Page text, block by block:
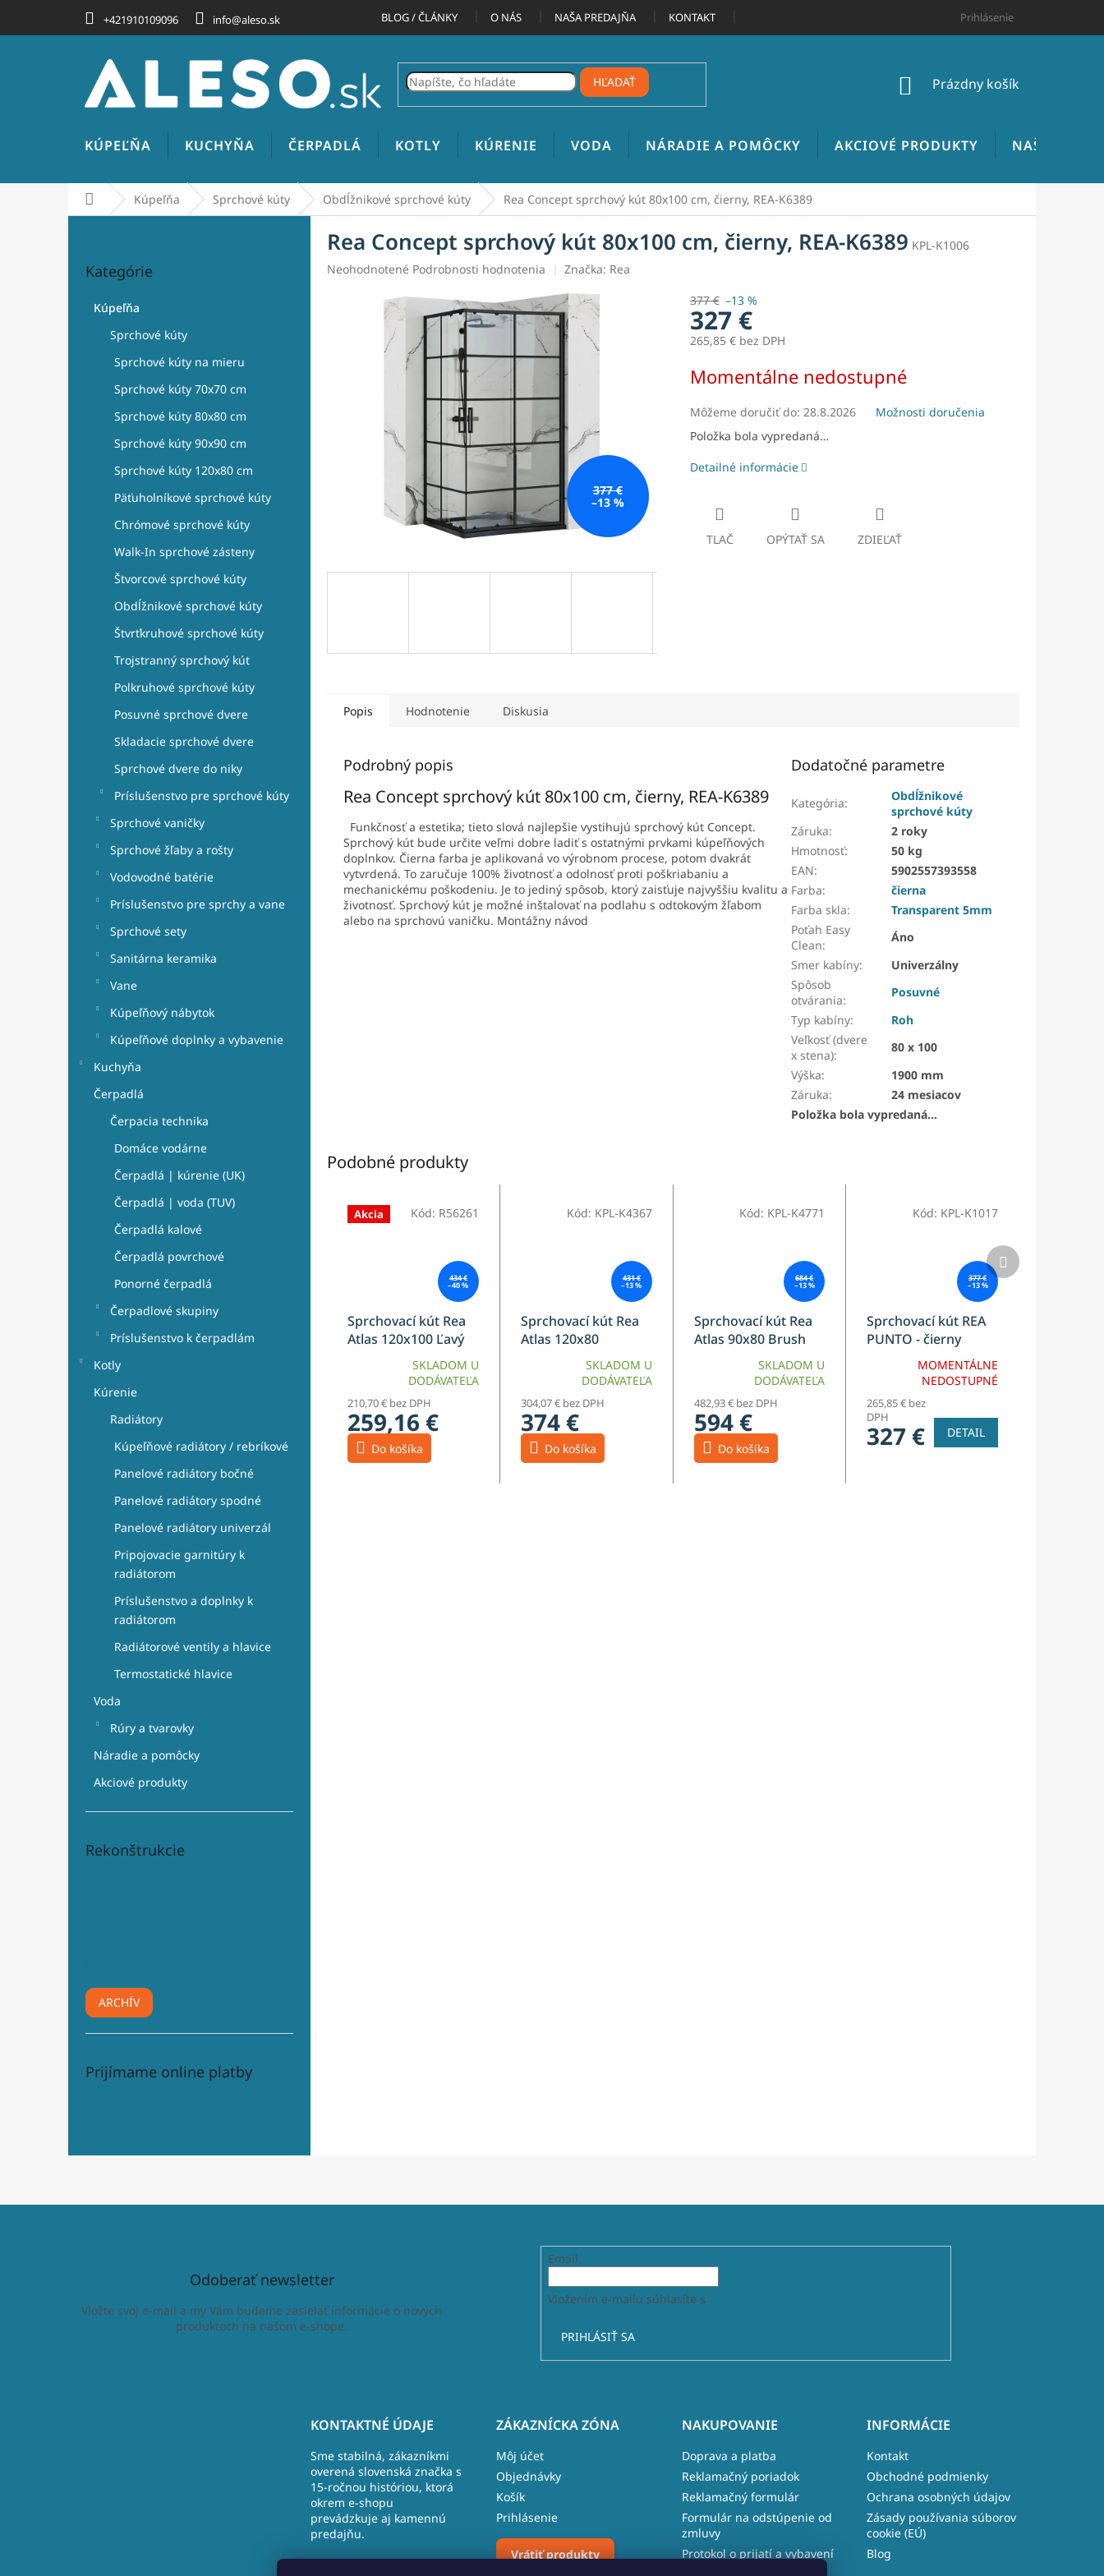
obsah
+421910109096 info@aleso.sk BLOG / ČLÁNKY O NÁS NAŠA PREDAJŇA KONTAKT CENNÍK INŠTALATÉRSKYCH PRÁC
Prihlásenie
HĽADAŤ
NÁKUPNÝ
Prázdny košík
KÚPEĽŇA KUCHYŇA ČERPADLÁ KOTLY KÚRENIE VODA NÁRADIE A POMÔCKY AKCIOVÉ PRODUKTY NAŠE
DomovKúpeľňa Sprchové kúty Obdĺžnikové sprchové kúty Rea Concept sprchový kút 80x100 cm, čierny, REA-K6389
kategórie
Kategórie
Kúpeľňa
Sprchové kúty
Sprchové kúty na mieru
Sprchové kúty 70x70 cm
Sprchové kúty 80x80 cm
Sprchové kúty 90x90 cm
Sprchové kúty 120x80 cm
Päťuholníkové sprchové kúty
Chrómové sprchové kúty
Walk-In sprchové zásteny
Štvorcové sprchové kúty
Obdĺžnikové sprchové kúty
Štvrťkruhové sprchové kúty
Trojstranný sprchový kút
Polkruhové sprchové kúty
Posuvné sprchové dvere
Skladacie sprchové dvere
Sprchové dvere do niky
Príslušenstvo pre sprchové kúty
Sprchové vaničky
Sprchové žľaby a rošty
Vodovodné batérie
Príslušenstvo pre sprchy a vane
Sprchové sety
Sanitárna keramika
Vane
Kúpeľňový nábytok
Kúpeľňové doplnky a vybavenie
Kuchyňa
Čerpadlá
Čerpacia technika
Domáce vodárne
Čerpadlá | kúrenie (UK)
Čerpadlá | voda (TUV)
Čerpadlá kalové
Čerpadlá povrchové
Ponorné čerpadlá
Čerpadlové skupiny
Príslušenstvo k čerpadlám
Kotly
Kúrenie
Radiátory
Kúpeľňové radiátory / rebríkové
Panelové radiátory bočné
Panelové radiátory spodné
Panelové radiátory univerzál
Pripojovacie garnitúry k
radiátorom
Príslušenstvo a doplnky k
radiátorom
Radiátorové ventily a hlavice
Termostatické hlavice
Voda
Rúry a tvarovky
Náradie a pomôcky
Akciové produkty
Rekonštrukcie
ARCHÍV
Prijímame online platby
Rea Concept sprchový kút 80x100 cm, čierny, REA-K6389 KPL-K1006
Priemerné
Neohodnotené Podrobnosti hodnotenia Značka: Rea
377 €
–13 %
377 € –13 %
327 €
265,85 € bez DPH
cena:
Momentálne nedostupné
Môžeme doručiť do: 28.8.2026
Možnosti doručenia
Položka bola vypredaná…
Detailné informácie
TLAČ OPÝTAŤ SA ZDIEĽAŤ
Popis Hodnotenie Diskusia
Podrobný popis
Rea Concept sprchový kút 80x100 cm, čierny, REA-K6389
Funkčnosť a estetika; tieto slová najlepšie vystihujú sprchový kút Concept.
Sprchový kút bude určite veľmi dobre ladiť s ostatnými prvkami kúpeľňových
doplnkov. Čierna farba je aplikovaná vo výrobnom procese, potom dvakrát
vytvrdená. To zaručuje 100% životnosť a odolnosť proti poškriabaniu a
mechanickému poškodeniu. Je to jediný spôsob, ktorý zaisťuje najvyššiu kvalitu a
životnosť. Sprchový kút je možné inštalovať na podlahu s odtokovým žľabom
alebo na sprchovú vaničku. Montážny návod
Dodatočné parametre
Kategória:
Obdĺžnikové
sprchové kúty
Záruka:
2 roky
Hmotnosť:
50 kg
EAN:
5902557393558
Farba:
čierna
Farba skla:
Transparent 5mm
Poťah Easy
Clean:
Áno
Smer kabíny:
Univerzálny
Spôsob
otvárania:
Posuvné
Typ kabíny:
Roh
Veľkosť (dvere
x stena):
80 x 100
Výška:
1900 mm
Záruka:
24 mesiacov
Položka bola vypredaná…
Podobné produkty
Akcia
434 €
–40 %
Sprchovací kút Rea
Atlas 120x100 Ľavý
brúsené zlato 2SKLADOM U
DODÁVATEĽA
210,70 € bez DPH
259,16 €
Do košíka
Kód: R56261
431 €
–13 %
Sprchovací kút Rea
Atlas 120x80
SKLADOM U
DODÁVATEĽA
304,07 € bez DPH
374 €
Do košíka
Kód: KPL-K4367
684 €
–13 %
Sprchovací kút Rea
Atlas 90x80 Brush
SKLADOM U
DODÁVATEĽA
482,93 € bez DPH
594 €
Do košíka
Kód: KPL-K4771
377 €
–13 %
Sprchovací kút REA
PUNTO - čierny
MOMENTÁLNE
NEDOSTUPNÉ
265,85 € bez
DPH
327 € DETAIL
Kód: KPL-K1017
Ďalší
produkt
Odoberať newsletter
Vložte svoj e-mail a my Vám budeme zasielať informácie o nových
produktoch na našom e-shope.
Email
Vložením e-mailu súhlasíte s
PRIHLÁSIŤ SA
KONTAKTNÉ ÚDAJE
Sme stabilná, zákazníkmi
overená slovenská značka s
15-ročnou históriou, ktorá
okrem e-shopu
prevádzkuje aj kamennú
predajňu.
ZÁKAZNÍCKA ZÓNA
Môj účet
Objednávky
Košík
Prihlásenie
Vrátiť produkty
NAKUPOVANIE
Doprava a platba
Reklamačný poriadok
Reklamačný formulár
Formulár na odstúpenie od
zmluvy
Protokol o prijatí a vybavení
INFORMÁCIE
Kontakt
Obchodné podmienky
Ochrana osobných údajov
Zásady používania súborov
cookie (EÚ)
Blog